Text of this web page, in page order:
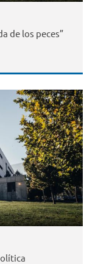
de los peces”